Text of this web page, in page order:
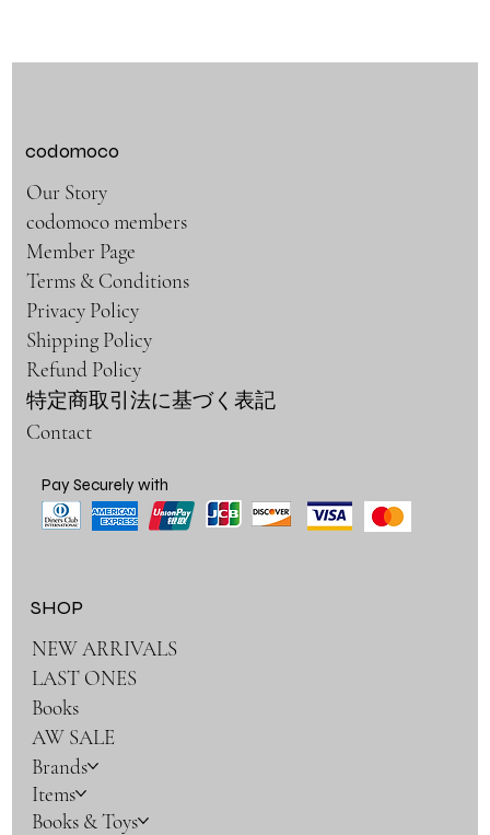
codomoco
Our Story
codomoco members
Member Page
Terms & Conditions
Privacy Policy
Shipping Policy
Refund Policy
特定商取引法に基づく表記
Contact
SHOP
NEW ARRIVALS
LAST ONES
Books
AW SALE
Brands
Items
Books & Toys
Pay Securely with